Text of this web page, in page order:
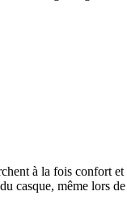
à la fois confort
casque, même lors